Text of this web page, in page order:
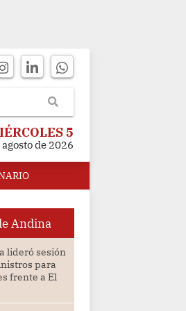
5
agosto de 2026
Andina
lideró sesión
para
frente a El